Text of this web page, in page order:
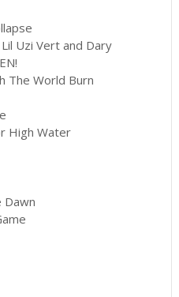
Uzi Vert and Dary
The World Burn
High Water
Dawn